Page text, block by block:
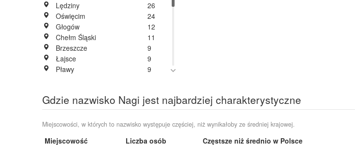
Lędziny
26
Oświęcim
24
Głogów
12
Chełm Śląski
11
Brzeszcze
9
Łajsce
9
Pławy
9
Imielin
6
Jelenia Góra
6
Nowe Szpaki
6
Gdzie nazwisko Nagi jest najbardziej charakterystyczne
Miejscowości, w których to nazwisko występuje częściej, niż wynikałoby ze średniej krajowej.
Miejscowość Liczba osób
Częstsze niż średnio w Polsce